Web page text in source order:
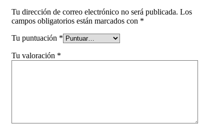
Tu dirección de correo electrónico no será publicada. Los
campos obligatorios están marcados con *
Tu puntuación *
Tu valoración *